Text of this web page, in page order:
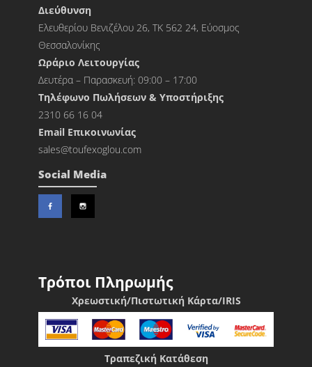
Διεύθυνση
Ελευθερίου Βενιζέλου 26, ΤΚ 562 24, Εύοσμος
Θεσσαλονίκης
Ωράριο Λειτουργίας
Δευτέρα – Παρασκευή: 09:00 – 17:00
Τηλέφωνο Πωλήσεων & Υποστήριξης
2310 66 16 04
Εmail Επικοινωνίας
sales@toufexoglou.com
Social Media
Τρόποι Πληρωμής
Χρεωστική/Πιστωτική Κάρτα/IRIS
Τραπεζική Κατάθεση